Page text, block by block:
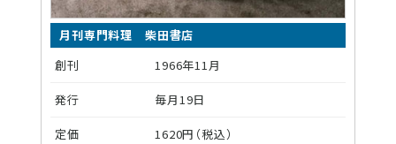
月刊専門料理 柴田書店
創刊
1966年11月
発行 毎月19日
定価 1620円（税込）